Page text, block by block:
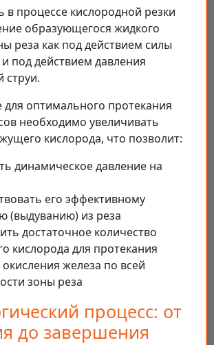
процессе кислородной резки
образующегося жидкого
реза как под действием силы
и под действием давления
струи.
для оптимального протекания
необходимо увеличивать
кислорода, что позволит:
динамическое давление на
его эффективному
(выдуванию) из реза
достаточное количество
кислорода для протекания
железа по всей
зоны реза
процесс: от
до завершения